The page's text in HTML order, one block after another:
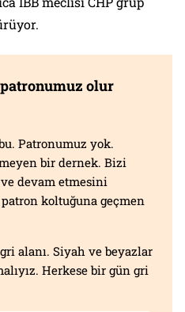
patronumuz olur
Patronumuz yok.
bir dernek. Bizi
devam etmesini
koltuğuna geçmen
alanı. Siyah ve beyazlar
Herkese bir gün gri